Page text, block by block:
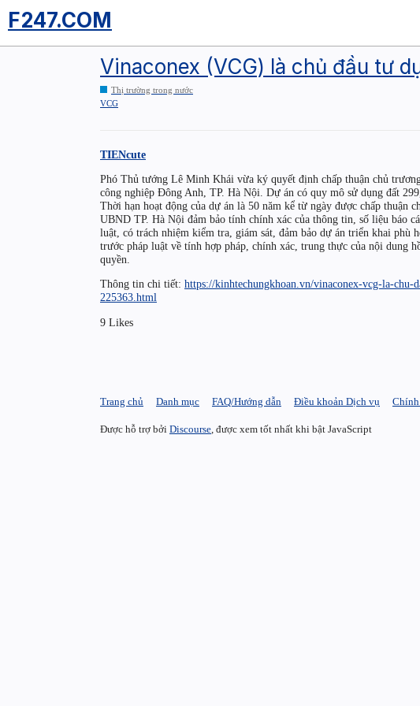
F247.COM
Vinaconex (VCG) là chủ đầu tư
Thị trường trong nước
VCG
TIENcute
Phó Thủ tướng Lê Minh Khái vừa ký quyết định chấp thuận chủ
công nghiệp Đông Anh, TP. Hà Nội. Dự án có quy mô sử dụng đất
Thời hạn hoạt động của dự án là 50 năm kể từ ngày được chấp thuận
UBND TP. Hà Nội đảm bảo tính chính xác của thông tin, số liệu báo
luật, có trách nhiệm kiểm tra, giám sát, đảm bảo dự án triển khai phù
trước pháp luật về tính hợp pháp, chính xác, trung thực của nội dung
quyền.
Thông tin chi tiết: https://kinhtechungkhoan.vn/vinaconex-vcg-la-
225363.html
9 Likes
Trang chủ Danh mục FAQ/Hướng dẫn Điều khoản Dịch vụ Chính
Được hỗ trợ bởi Discourse, được xem tốt nhất khi bật JavaScript